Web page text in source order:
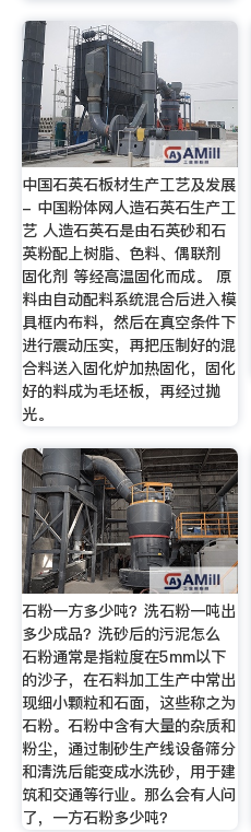
中国石英石板材生产工艺及发展
- 中国粉体网人造石英石生产工
艺 人造石英石是由石英砂和石
英粉配上树脂、色料、偶联剂
固化剂 等经高温固化而成。 原
料由自动配料系统混合后进入模
具框内布料，然后在真空条件下
进行震动压实，再把压制好的混
合料送入固化炉加热固化，固化
好的料成为毛坯板，再经过抛
光。
石粉一方多少吨？洗石粉一吨出
多少成品？洗砂后的污泥怎么
石粉通常是指粒度在5mm以下
的沙子，在石料加工生产中常出
现细小颗粒和石面，这些称之为
石粉。石粉中含有大量的杂质和
粉尘，通过制砂生产线设备筛分
和清洗后能变成水洗砂，用于建
筑和交通等行业。那么会有人问
了，一方石粉多少吨？